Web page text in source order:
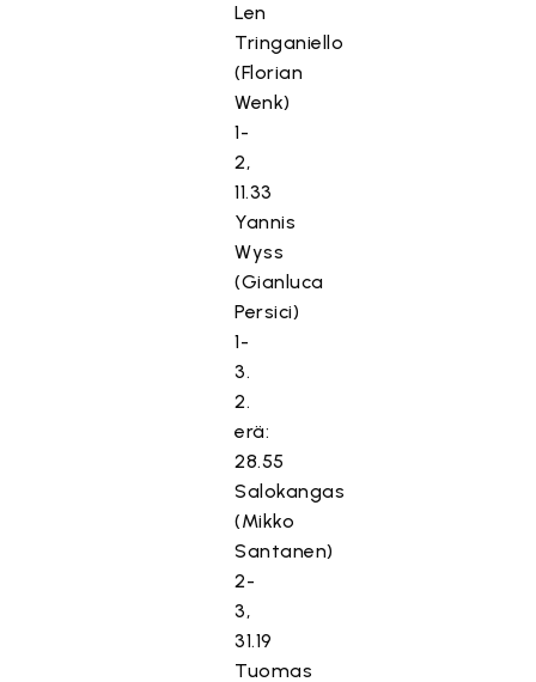
Len
Tringaniello
(Florian
Wenk)
1-
2,
11.33
Yannis
Wyss
(Gianluca
Persici)
1-
3.
2.
erä:
28.55
Salokangas
(Mikko
Santanen)
2-
3,
31.19
Tuomas